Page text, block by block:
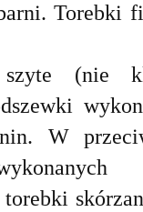
Torebki
(nie
W